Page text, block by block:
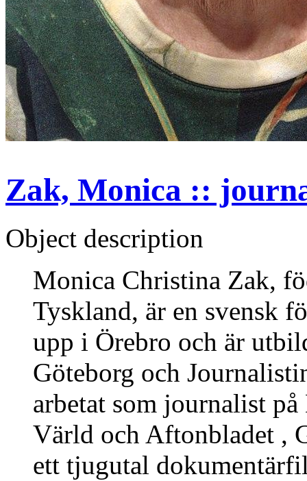
Zak, Monica ::
Object description
Monica Christina Zak,
Tyskland, är en svensk
upp i Örebro och är
Göteborg och
arbetat som journalist
Värld och Aftonbladet ,
ett tjugutal